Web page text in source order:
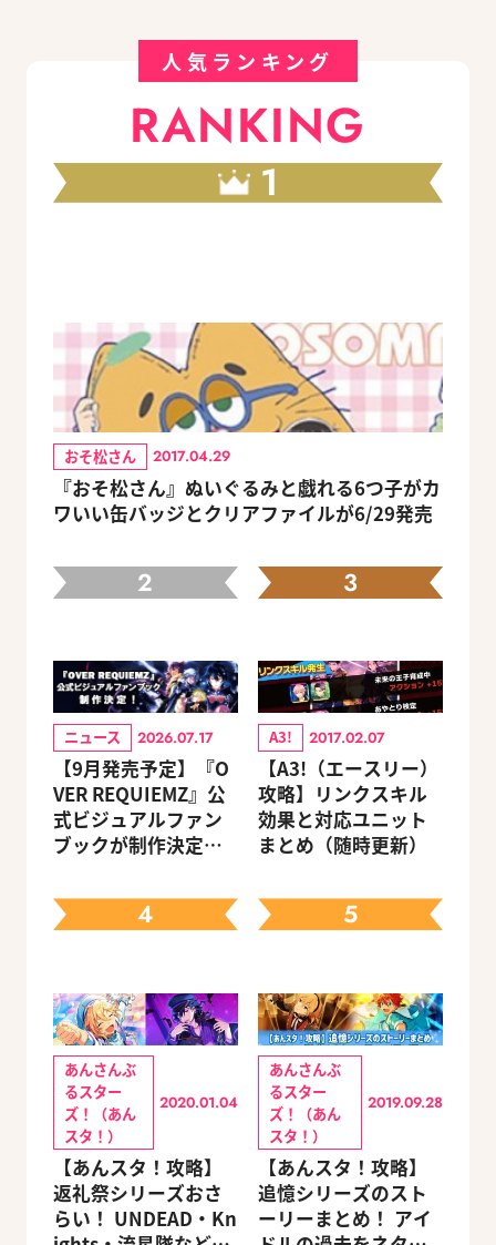
人気ランキング
RANKING
1
おそ松さん 2017.04.29
『おそ松さん』ぬいぐるみと戯れる6つ子がカ
ワいい缶バッジとクリアファイルが6/29発売
2
ニュース 2026.07.17
【9月発売予定】『O
VER REQUIEMZ』公
式ビジュアルファン
ブックが制作決定！
る豪華グッズ付き限
定セットも同時発売
3
A3! 2017.02.07
【A3!（エースリー）
攻略】リンクスキル
効果と対応ユニット
まとめ（随時更新）
4
あんさんぶ
るスター
ズ！（あん
スタ！）
2020.01.04
【あんスタ！攻略】
返礼祭シリーズおさ
らい！ UNDEAD・Kn
5
あんさんぶ
るスター
ズ！（あん
スタ！）
2019.09.28
【あんスタ！攻略】
追憶シリーズのスト
ーリーまとめ！ アイ